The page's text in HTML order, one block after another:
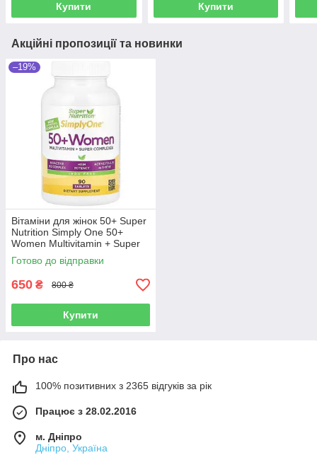
Купити Купити
Акційні пропозиції та новинки
–19%
Вітаміни для жінок 50+ Super
Nutrition Simply One 50+
Women Multivitamin + Super
Complexes (90 таблеток.)
Готово до відправки
650 ₴ 800 ₴
Купити
Про нас
100% позитивних з 2365 відгуків за рік
Працює з 28.02.2016
м. Дніпро
Дніпро, Україна